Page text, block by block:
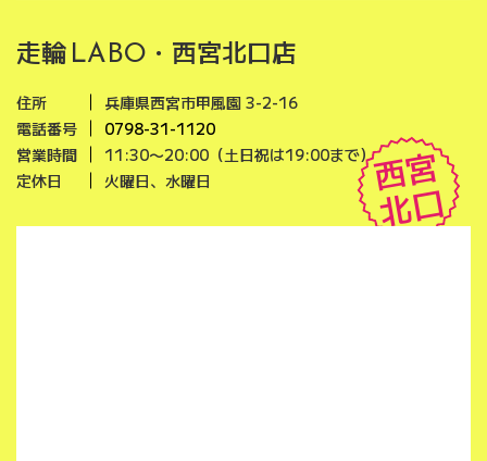
走輪 LABO ・西宮北口店
住所
兵庫県西宮市甲風園 3-2-16
電話番号
0798-31-1120
営業時間
11:30〜20:00（土日祝は19:00まで）
定休日
火曜日、水曜日 西宮
北口